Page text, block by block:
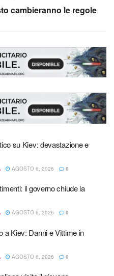
cambieranno le regole
su Kiev: devastazione e
AGOSTO 6, 2026 0
il governo chiude la
AGOSTO 6, 2026 0
a Kiev: Danni e Vittime in
AGOSTO 6, 2026 0